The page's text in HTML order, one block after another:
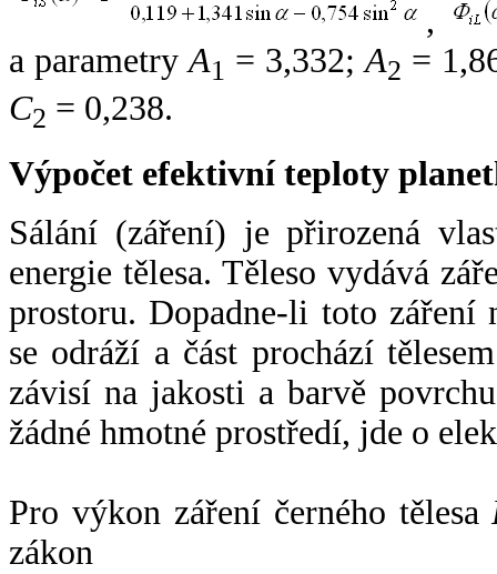
,
a parametryA1 = 3,332;A2 =
C2 = 0,238.
Výpočet efektivní teploty
Sálání (záření) je přirozená
energie tělesa. Těleso vydává
prostoru. Dopadne-li toto záření
se odráží a část prochází
závisí na jakosti a barvě
žádné hmotné prostředí, jde o
Pro výkon záření černého tělesa
zákon